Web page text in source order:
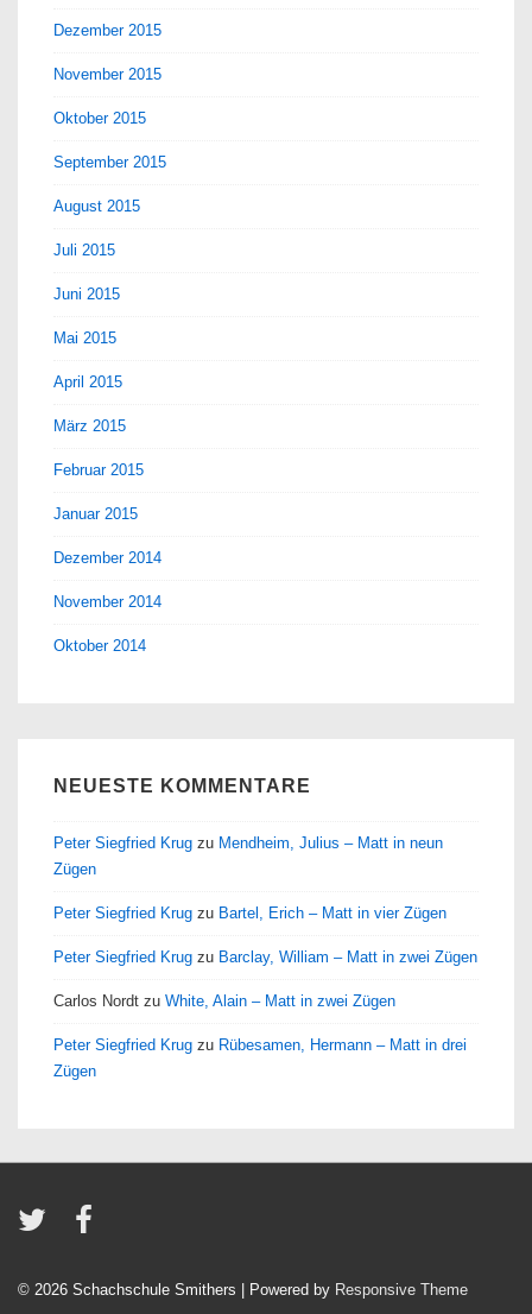
Dezember 2015
November 2015
Oktober 2015
September 2015
August 2015
Juli 2015
Juni 2015
Mai 2015
April 2015
März 2015
Februar 2015
Januar 2015
Dezember 2014
November 2014
Oktober 2014
NEUESTE KOMMENTARE
Peter Siegfried Krug zu Mendheim, Julius – Matt in neun
Zügen
Peter Siegfried Krug zu Bartel, Erich – Matt in vier Zügen
Peter Siegfried Krug zu Barclay, William – Matt in zwei Zügen
Carlos Nordt zu White, Alain – Matt in zwei Zügen
Peter Siegfried Krug zu Rübesamen, Hermann – Matt in drei
Zügen
© 2026 Schachschule Smithers | Powered by Responsive Theme